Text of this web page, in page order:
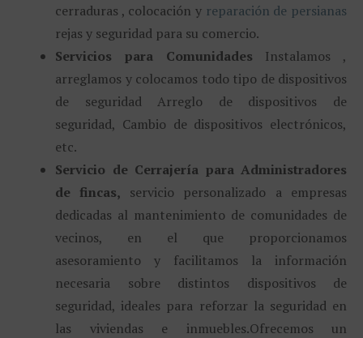
cerraduras , colocación y reparación de persianas
rejas y seguridad para su comercio.
Servicios para Comunidades Instalamos ,
arreglamos y colocamos todo tipo de dispositivos
de seguridad Arreglo de dispositivos de
seguridad, Cambio de dispositivos electrónicos,
etc.
Servicio de Cerrajería para Administradores
de fincas, servicio personalizado a empresas
dedicadas al mantenimiento de comunidades de
vecinos, en el que proporcionamos
asesoramiento y facilitamos la información
necesaria sobre distintos dispositivos de
seguridad, ideales para reforzar la seguridad en
las viviendas e inmuebles.Ofrecemos un